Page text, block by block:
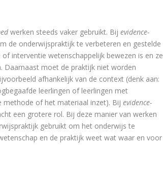
werken steeds vaker gebruikt. Bijevidence-
de onderwijspraktijk te verbeteren en gestelde
interventie wetenschappelijk bewezen is en
Daarnaast moet de praktijk niet worden
afhankelijk van de context (denk aan:
leerlingen of leerlingen met
methode of het materiaal inzet). Bijevidence-
een grotere rol. Bij deze manier van werken
gebruikt om het onderwijs te
en de praktijk weet wat waar en voor